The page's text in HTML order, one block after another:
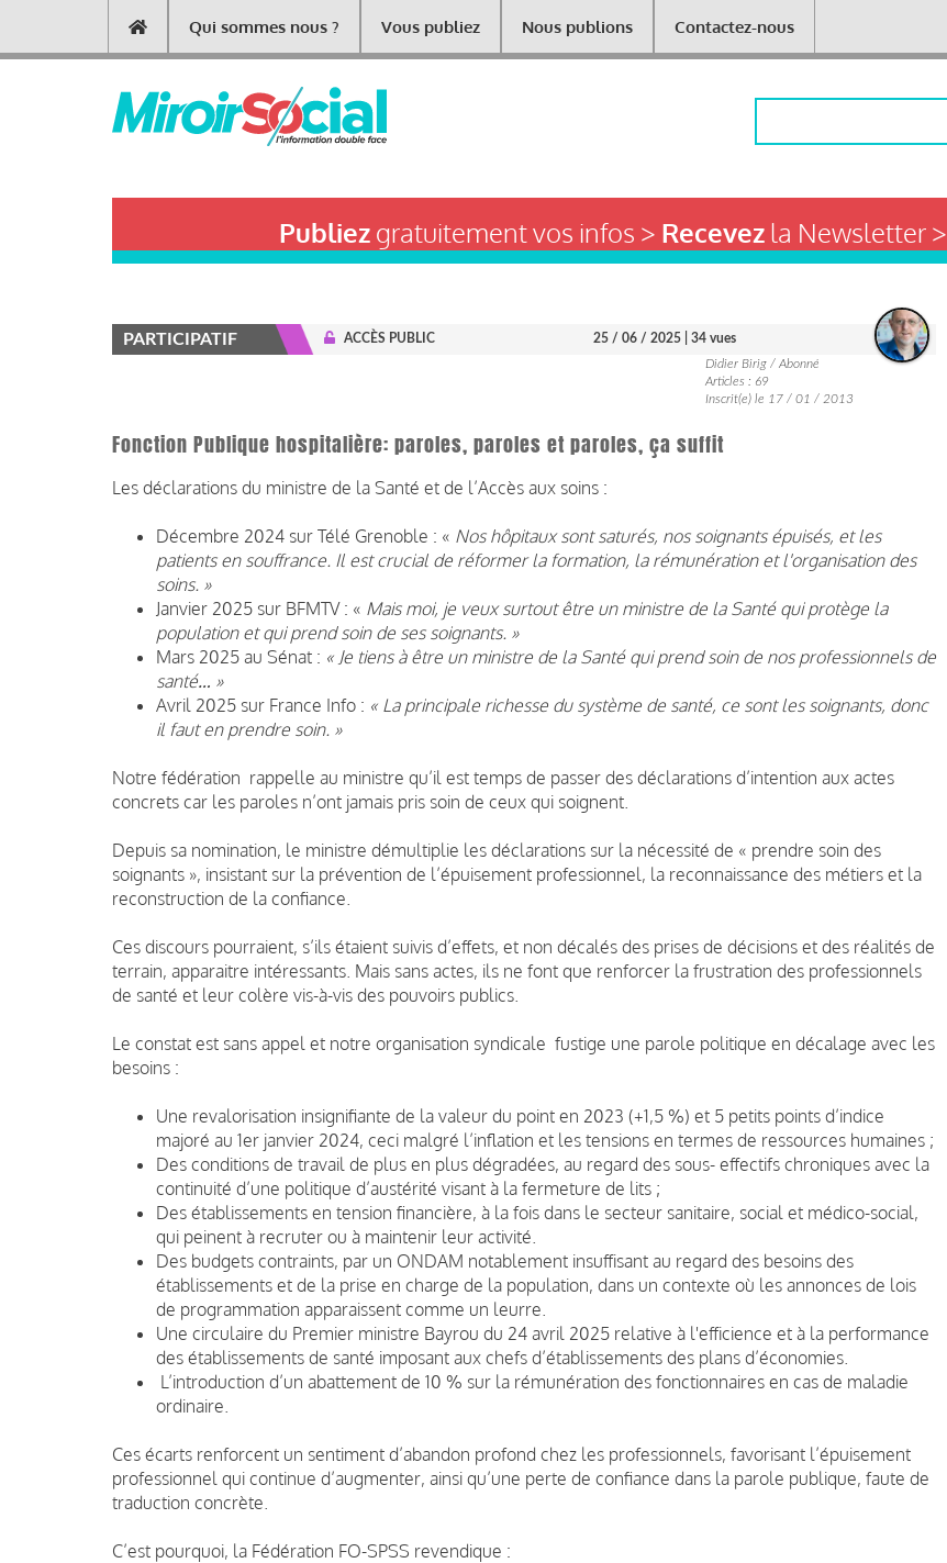
contenu
Main
navigation
Qui sommes nous ? Vous publiez Nous publions Contactez-nous
Publiezgratuitement vos infos > Recevezla Newsletter >
PARTICIPATIF ACCÈS PUBLIC 25 / 06 / 2025
| 34 vues
Didier Birig / Abonné
Articles : 69
Inscrit(e) le 17 / 01 / 2013
Fonction Publique hospitalière: paroles, paroles et paroles, ça suffit
Les déclarations du ministre de la Santé et de l’Accès aux soins :
Décembre 2024 sur Télé Grenoble : « Nos hôpitaux sont saturés, nos soignants épuisés, et les
patients en souffrance. Il est crucial de réformer la formation, la rémunération et l'organisation des
soins. »
Janvier 2025 sur BFMTV : « Mais moi, je veux surtout être un ministre de la Santé qui protège la
population et qui prend soin de ses soignants. »
Mars 2025 au Sénat : « Je tiens à être un ministre de la Santé qui prend soin de nos professionnels de
santé… »
Avril 2025 sur France Info : « La principale richesse du système de santé, ce sont les soignants, donc
il faut en prendre soin. »
Notre fédération rappelle au ministre qu’il est temps de passer des déclarations d’intention aux actes
concrets car les paroles n’ont jamais pris soin de ceux qui soignent.
Depuis sa nomination, le ministre démultiplie les déclarations sur la nécessité de « prendre soin des
soignants », insistant sur la prévention de l’épuisement professionnel, la reconnaissance des métiers et la
reconstruction de la confiance.
Ces discours pourraient, s’ils étaient suivis d’effets, et non décalés des prises de décisions et des réalités de
terrain, apparaitre intéressants. Mais sans actes, ils ne font que renforcer la frustration des professionnels
de santé et leur colère vis-à-vis des pouvoirs publics.
Le constat est sans appel et notre organisation syndicale fustige une parole politique en décalage avec les
besoins :
Une revalorisation insignifiante de la valeur du point en 2023 (+1,5 %) et 5 petits points d’indice
majoré au 1er janvier 2024, ceci malgré l’inflation et les tensions en termes de ressources humaines ;
Des conditions de travail de plus en plus dégradées, au regard des sous- effectifs chroniques avec la
continuité d’une politique d’austérité visant à la fermeture de lits ;
Des établissements en tension financière, à la fois dans le secteur sanitaire, social et médico-social,
qui peinent à recruter ou à maintenir leur activité.
Des budgets contraints, par un ONDAM notablement insuffisant au regard des besoins des
établissements et de la prise en charge de la population, dans un contexte où les annonces de lois
de programmation apparaissent comme un leurre.
Une circulaire du Premier ministre Bayrou du 24 avril 2025 relative à l'efficience et à la performance
des établissements de santé imposant aux chefs d’établissements des plans d’économies.
L’introduction d’un abattement de 10 % sur la rémunération des fonctionnaires en cas de maladie
ordinaire.
Ces écarts renforcent un sentiment d’abandon profond chez les professionnels, favorisant l’épuisement
professionnel qui continue d’augmenter, ainsi qu’une perte de confiance dans la parole publique, faute de
traduction concrète.
C’est pourquoi, la Fédération FO-SPSS revendique :